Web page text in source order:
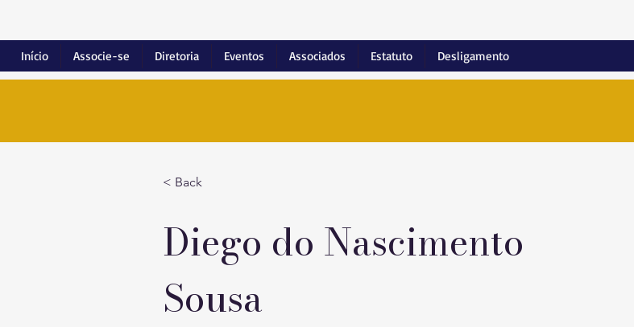
Início Associe-se Diretoria Eventos Associados Estatuto Desligamento
< Back
Diego do Nascimento
Sousa